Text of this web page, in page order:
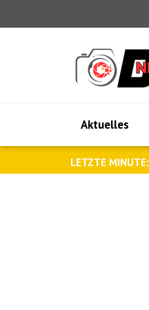
Aktuelles
LETZTE MINUTE: